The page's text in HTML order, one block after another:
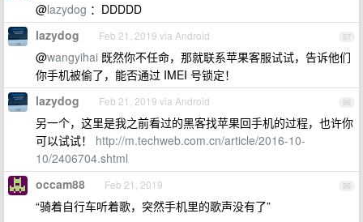
@lazydog ：DDDDD
97
lazydog Feb 21, 2019 via Android
@wangyihai 既然你不任命，那就联系苹果客服试试，告诉他们
你手机被偷了，能否通过 IMEI 号锁定！
98
lazydog Feb 21, 2019 via Android
另一个，这里是我之前看过的黑客找苹果回手机的过程，也许你
可以试试！ http://m.techweb.com.cn/article/2016-10-
10/2406704.shtml
99
occam88 Feb 21, 2019
“骑着自行车听着歌，突然手机里的歌声没有了”